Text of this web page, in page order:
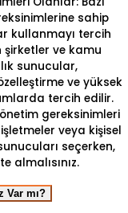
sahip
kullanmayı tercih
şirketler ve kamu
sunucular,
ve yüksek
tercih edilir.
gereksinimleri
veya kişisel
seçerken,
almalısınız.
Var mı?